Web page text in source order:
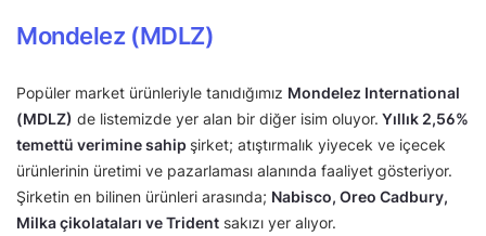
Mondelez (MDLZ)
Popüler market ürünleriyle tanıdığımız Mondelez International
(MDLZ) de listemizde yer alan bir diğer isim oluyor. Yıllık 2,56%
temettü verimine sahip şirket; atıştırmalık yiyecek ve içecek
ürünlerinin üretimi ve pazarlaması alanında faaliyet gösteriyor.
Şirketin en bilinen ürünleri arasında; Nabisco, Oreo Cadbury,
Milka çikolataları ve Trident sakızı yer alıyor.